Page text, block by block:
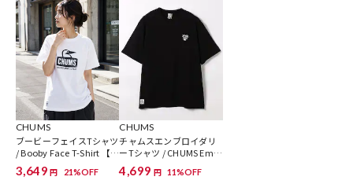
異なる場合もございますので、予めご了承ください。
※着用、お取り扱いの際は、商品についている品質表示とアテンショ
ンタグを必ずご確認下さい。
※こちらの商品はオンラインストアでの限定展開となります。
参考価格
CHUMS
ブービーフェイスTシャツ
/ Booby Face T-Shirt 【限
定展開】
3,649 円 21%OFF
CHUMS
チャムスエンブロイダリ
ーTシャツ / CHUMS Embr
oidery T-Shirt 【限定展
開】
4,699 円 11%OFF